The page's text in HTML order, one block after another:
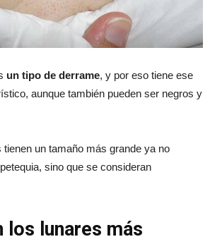
un tipo de derrame, y por eso tiene ese
aunque también pueden ser negros y
un tamaño más grande ya no
sino que se consideran
los lunares más